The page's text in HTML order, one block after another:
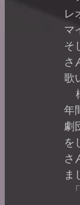
レ
マ
そ
さ
歌
年
劇
を
さ
ま